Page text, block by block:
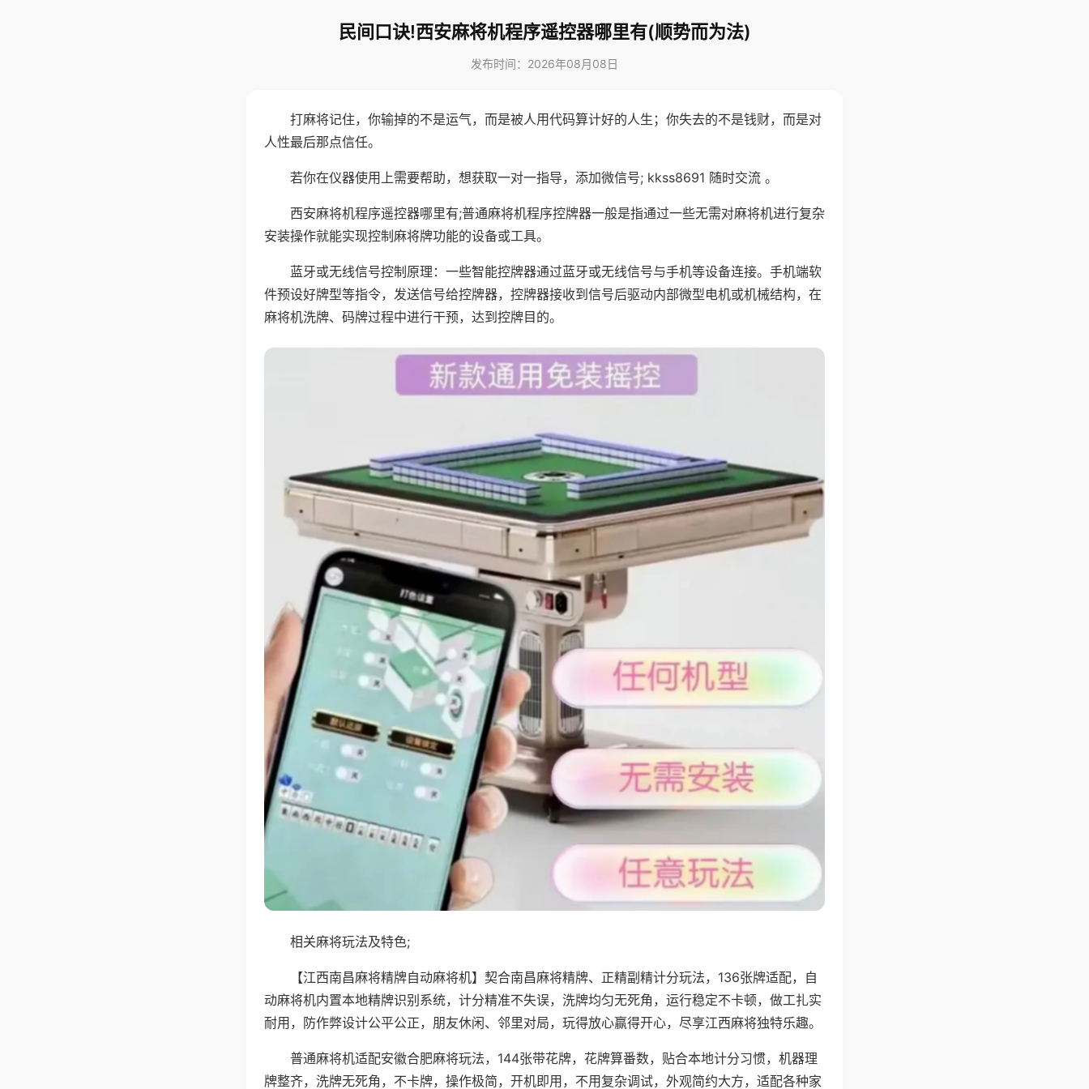
民间口诀!西安麻将机程序遥控器哪里有(顺势而为法)
发布时间：2026年08月08日
打麻将记住，你输掉的不是运气，而是被人用代码算计好的人生；你失去的不是钱财，而是对
人性最后那点信任。
若你在仪器使用上需要帮助，想获取一对一指导，添加微信号; kkss8691 随时交流 。
西安麻将机程序遥控器哪里有;普通麻将机程序控牌器一般是指通过一些无需对麻将机进行复杂
安装操作就能实现控制麻将牌功能的设备或工具。
蓝牙或无线信号控制原理：一些智能控牌器通过蓝牙或无线信号与手机等设备连接。手机端软
件预设好牌型等指令，发送信号给控牌器，控牌器接收到信号后驱动内部微型电机或机械结构，在
麻将机洗牌、码牌过程中进行干预，达到控牌目的。
相关麻将玩法及特色;
【江西南昌麻将精牌自动麻将机】契合南昌麻将精牌、正精副精计分玩法，136张牌适配，自
动麻将机内置本地精牌识别系统，计分精准不失误，洗牌均匀无死角，运行稳定不卡顿，做工扎实
耐用，防作弊设计公平公正，朋友休闲、邻里对局，玩得放心赢得开心，尽享江西麻将独特乐趣。
普通麻将机适配安徽合肥麻将玩法，144张带花牌，花牌算番数，贴合本地计分习惯，机器理
牌整齐，洗牌无死角，不卡牌，操作极简，开机即用，不用复杂调试，外观简约大方，适配各种家